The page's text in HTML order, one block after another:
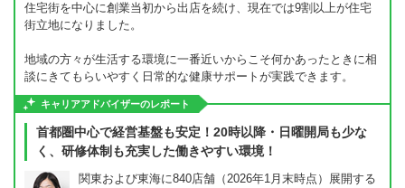
住宅街を中心に創業当初から出店を続け、現在では9割以上が住宅
街立地になりました。
地域の方々が生活する環境に一番近いからこそ何かあったときに相
談にきてもらいやすく日常的な健康サポートが実践できます。
キャリアアドバイザーのレポート
首都圏中心で経営基盤も安定！20時以降・日曜開局も少な
く、研修体制も充実した働きやすい環境！
関東および東海に840店舗（2026年1月末時点）展開する